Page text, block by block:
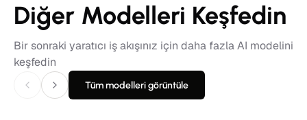
Diğer Modelleri Keşfedin
Bir sonraki yaratıcı iş akışınız için daha fazla AI modelini
keşfedin
Tüm modelleri görüntüle